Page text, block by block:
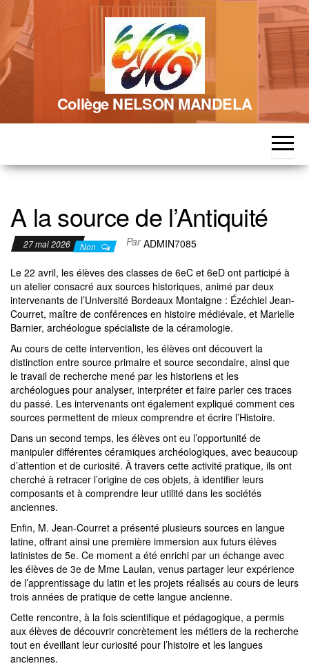
Skip
to
content
Collège NELSON MANDELA
A la source de l’Antiquité
27 mai 2026 Non ParADMIN7085
Le 22 avril, les élèves des classes de 6eC et 6eD ont participé à
un atelier consacré aux sources historiques, animé par deux
intervenants de l’Université Bordeaux Montaigne : Ézéchiel Jean-
Courret, maître de conférences en histoire médiévale, et Marielle
Barnier, archéologue spécialiste de la céramologie.
Au cours de cette intervention, les élèves ont découvert la
distinction entre source primaire et source secondaire, ainsi que
le travail de recherche mené par les historiens et les
archéologues pour analyser, interpréter et faire parler ces traces
du passé. Les intervenants ont également expliqué comment ces
sources permettent de mieux comprendre et écrire l’Histoire.
Dans un second temps, les élèves ont eu l’opportunité de
manipuler différentes céramiques archéologiques, avec beaucoup
d’attention et de curiosité. À travers cette activité pratique, ils ont
cherché à retracer l’origine de ces objets, à identifier leurs
composants et à comprendre leur utilité dans les sociétés
anciennes.
Enfin, M. Jean-Courret a présenté plusieurs sources en langue
latine, offrant ainsi une première immersion aux futurs élèves
latinistes de 5e. Ce moment a été enrichi par un échange avec
les élèves de 3e de Mme Laulan, venus partager leur expérience
de l’apprentissage du latin et les projets réalisés au cours de leurs
trois années de pratique de cette langue ancienne.
Cette rencontre, à la fois scientifique et pédagogique, a permis
aux élèves de découvrir concrètement les métiers de la recherche
tout en éveillant leur curiosité pour l’histoire et les langues
anciennes.